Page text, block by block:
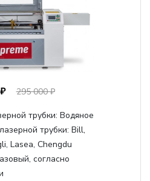
295 000 ₽
трубки: Водяное
трубки: Bill,
Lasea, Chengdu
согласно